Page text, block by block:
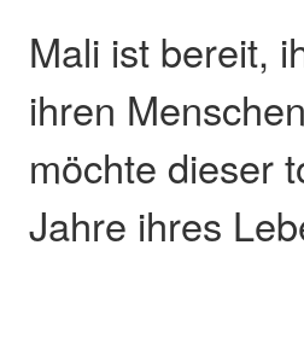
Mali ist bereit,
ihren
möchte dieser
Jahre ihres